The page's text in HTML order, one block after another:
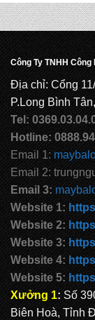
Công Ty TNHH
Địa chỉ: Cổng
P.Long Bình
Tel:
Hotline:
Email 1:
Email 2:
Email 3:
Website 1:
Website 2:
Website 3:
Website 4:
Website 5:
Xưởng 1: Số
Biên Hoà, Tỉnh